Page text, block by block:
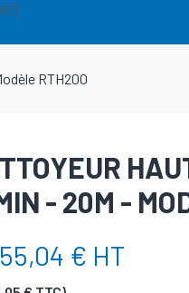
RTH200
- 20M -
€ HT